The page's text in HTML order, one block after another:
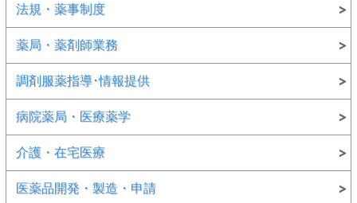
法規・薬事制度
薬局・薬剤師業務
調剤服薬指導･情報提供
病院薬局・医療薬学
介護・在宅医療
医薬品開発・製造・申請